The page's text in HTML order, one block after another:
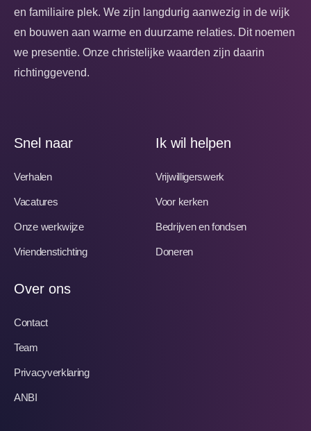
en familiaire plek. We zijn langdurig aanwezig in de wijk
en bouwen aan warme en duurzame relaties. Dit noemen
we presentie. Onze christelijke waarden zijn daarin
richtinggevend.
Snel naar
Verhalen
Vacatures
Onze werkwijze
Vriendenstichting
Ik wil helpen
Vrijwilligerswerk
Voor kerken
Bedrijven en fondsen
Doneren
Over ons
Contact
Team
Privacyverklaring
ANBI